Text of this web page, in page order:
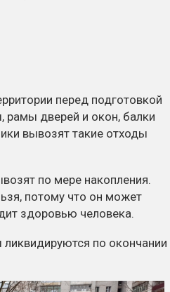
перед подготовкой
рамы дверей и окон, балки
вывозят такие отходы
по мере накопления.
потому что он может
здоровью человека.
по окончании